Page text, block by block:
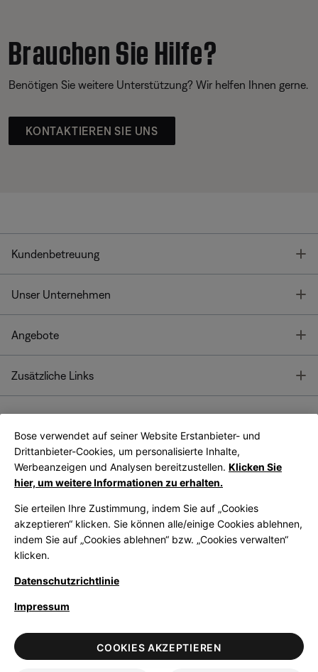
Brauchen Sie Hilfe?
Benötigen Sie weitere Unterstützung? Wir helfen Ihnen gerne.
KONTAKTIEREN SIE UNS
Kundenbetreuung
Unser Unternehmen
Angebote
Zusätzliche Links
Bose App
Bose Connect
App
LegalDatenschutzrichtlinieZugänglichkeitHinweis zu Cookies
VerkaufsbedingungenNutzungsbedingungen
Bose verwendet auf seiner Website Erstanbieter- und
Drittanbieter-Cookies, um personalisierte Inhalte,
Werbeanzeigen und Analysen bereitzustellen. Klicken Sie
hier, um weitere Informationen zu erhalten.
Sie erteilen Ihre Zustimmung, indem Sie auf „Cookies
akzeptieren“ klicken. Sie können alle/einige Cookies ablehnen,
indem Sie auf „Cookies ablehnen“ bzw. „Cookies verwalten“
klicken.
Datenschutzrichtlinie
Impressum
COOKIES AKZEPTIEREN